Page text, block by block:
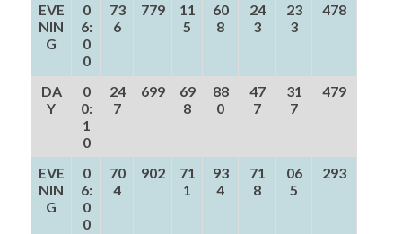
EVE
NIN
G
0
6:
0
0
73
6
779
11
5
60
8
24
3
23
3
478
DA
Y
0
0:
1
0
24
7
699
69
8
88
0
47
7
31
7
479
EVE
NIN
G
0
6:
0
0
70
4
902
71
1
93
4
71
8
06
5
293